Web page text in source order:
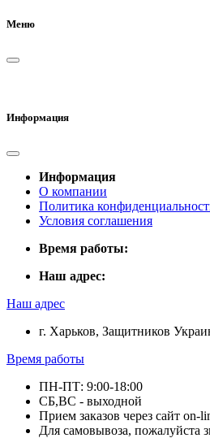
Меню
Информация
Информация
О компании
Политика
Условия соглашения
Время работы:
Наш адрес:
Наш адрес
г. Харьков, Защитников
Время работы
ПН-ПТ: 9:00-18:00
СБ,ВС - выходной
Прием заказов через сайт on-
Для самовывоза, пожалуйста